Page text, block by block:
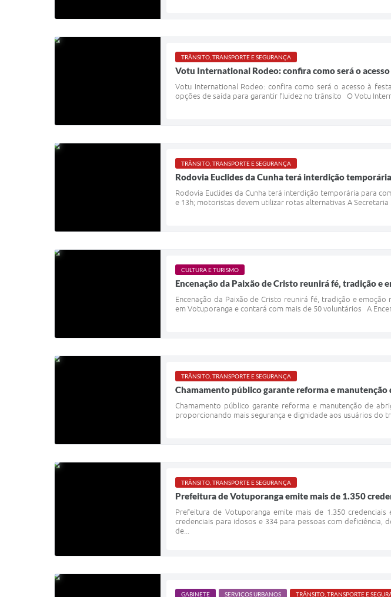
TRÂNSITO, TRANSPORTE E SEGURANÇA
Votu International Rodeo: confira como será o acesso
Votu International Rodeo: confira como será o acesso à
opções de saída para garantir fluidez no trânsito O Votu
TRÂNSITO, TRANSPORTE E SEGURANÇA
Rodovia Euclides da Cunha terá interdição
Rodovia Euclides da Cunha terá interdição temporária para
e 13h; motoristas devem utilizar rotas alternativas A Secretaria
CULTURA E TURISMO
Encenação da Paixão de Cristo reunirá fé, tradição e
Encenação da Paixão de Cristo reunirá fé, tradição e
em Votuporanga e contará com mais de 50 voluntários A
TRÂNSITO, TRANSPORTE E SEGURANÇA
Chamamento público garante reforma e
Chamamento público garante reforma e manutenção de
proporcionando mais segurança e dignidade aos usuários do
TRÂNSITO, TRANSPORTE E SEGURANÇA
Prefeitura de Votuporanga emite mais de 1.350
Prefeitura de Votuporanga emite mais de 1.350
credenciais para idosos e 334 para pessoas com
de...
GABINETE SERVIÇOS URBANOS TRÂNSITO, TRANSPORTE E